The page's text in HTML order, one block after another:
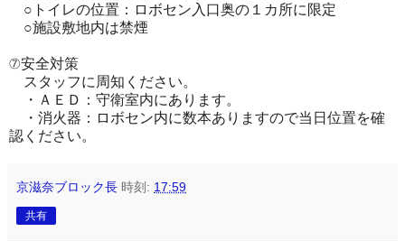
○トイレの位置：ロボセン入口奥の１カ所に限定
○施設敷地内は禁煙
⑦安全対策
スタッフに周知ください。
・ＡＥＤ：守衛室内にあります。
・消火器：ロボセン内に数本ありますので当日位置を確
認ください。
京滋奈ブロック長 時刻: 17:59
共有